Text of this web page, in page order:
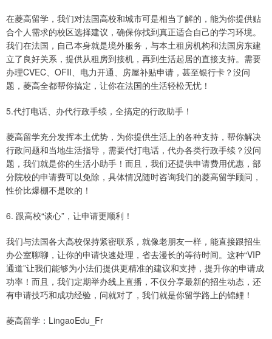
在菱高留学，我们对法国高校和城市可是相当了解的，能为你提供贴
合个人需求的校区选择建议，确保你找到真正适合自己的学习环境。
我们在法国，自己本身就是境外服务，与本土租房机构和法国房东建
立了良好关系，提供从租房到接机，再到生活起居的直接支持。需要
办理CVEC、OFII、电力开通、房屋补贴申请，甚至银行卡？没问
题，菱高全都帮你搞定，让你在法国的生活轻松无忧！
5.代打电话、办代行政手续，全搞定的行政助手！
菱高留学充分发挥本土优势，为你提供生活上的各种支持，帮你解决
行政问题和当地生活指导，需要代打电话，代办各类行政手续？没问
题，我们就是你的生活小助手！而且，我们还提供申请费用优惠，部
分院校的申请费可以免除，具体情况随时咨询我们的菱高留学顾问，
性价比爆棚不是吹的！
6. 跟高校“谈心”，让申请更顺利！
我们与法国各大高校保持紧密联系，就像老朋友一样，能直接跟招生
办公室聊聊，让你的申请快速处理，省去漫长的等待时间。这种“VIP
通道”让我们能够为小法们提供更精准的建议和支持，提升你的申请成
功率！而且，我们定期举办线上直播，不仅分享最新的招生动态，还
有申请技巧和成功经验，问就对了，我们就是你留学路上的锦鲤！
菱高留学：LingaoEdu_Fr